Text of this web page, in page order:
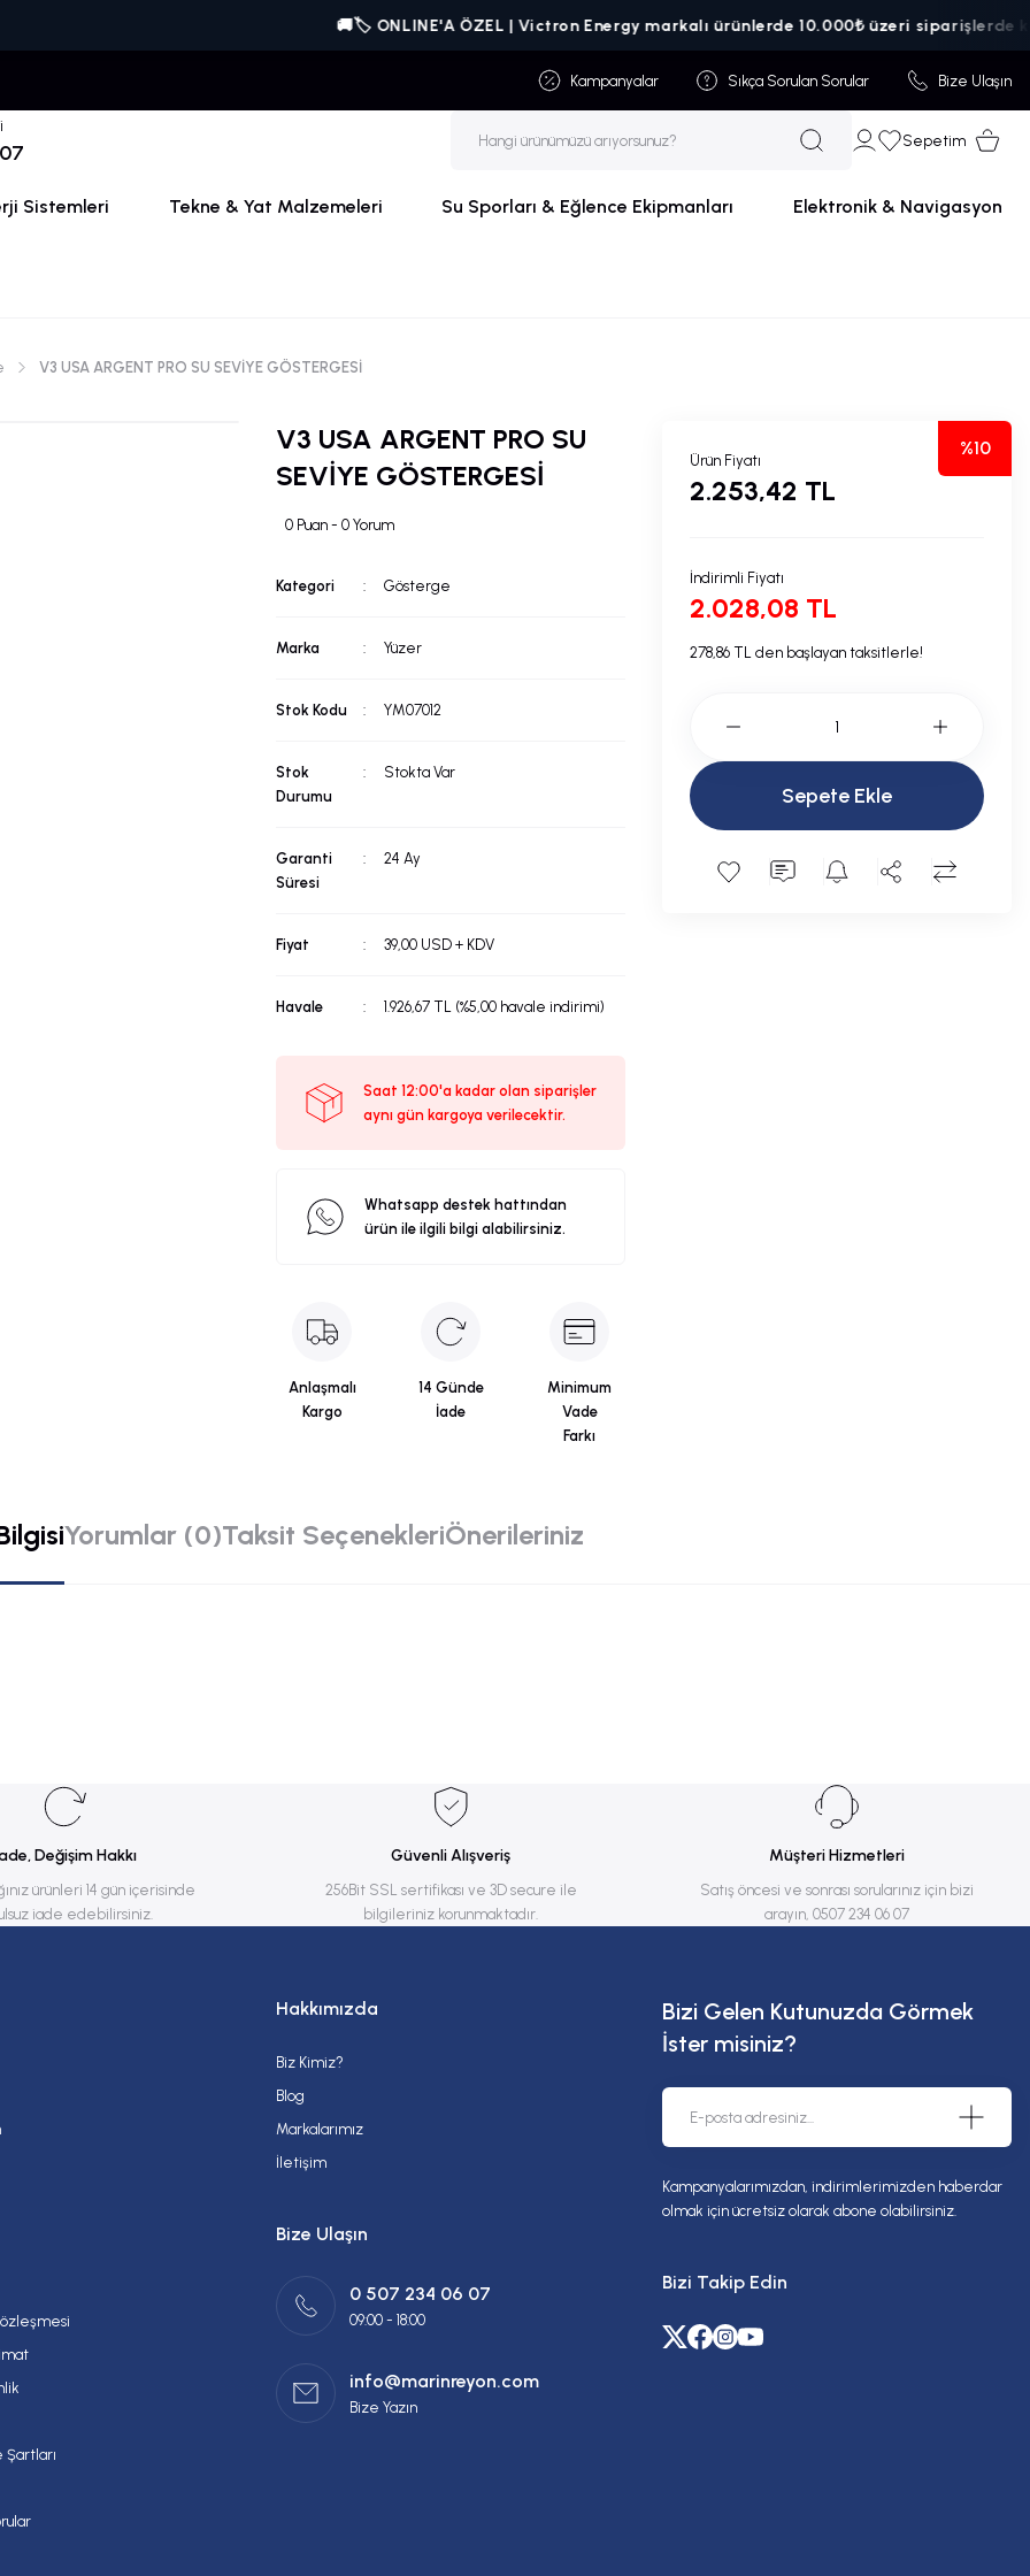
Kampanyalar Sıkça Sorulan Sorular Bize Ulaşın
Sepetim
Sistemleri Tekne & Yat Malzemeleri Su Sporları & Eğlence Ekipmanları Elektronik & Navigasyon
🚚🏷️ ONLINE'A ÖZEL | Victron Energy markalı ürünlerde 10.000₺ üzeri siparişlerde
V3 USA ARGENT PRO SU SEVİYE GÖSTERGESİ
V3 USA ARGENT PRO SU
SEVİYE GÖSTERGESİ
0 Puan - 0 Yorum
Kategori Gösterge
Marka Yüzer
Stok Kodu YM07012
Stok
Durumu
Stokta Var
Garanti
Süresi
24 Ay
Fiyat 39,00 USD + KDV
Havale 1.926,67 TL (%5,00 havale indirimi)
Saat 12:00'a kadar olan siparişler
aynı gün kargoya verilecektir.
Whatsapp destek hattından
ürün ile ilgili bilgi alabilirsiniz.
Anlaşmalı
Kargo
14 Günde
İade
Minimum
Vade
Farkı
%10
Ürün Fiyatı
2.253,42 TL
İndirimli Fiyatı
2.028,08 TL
278,86 TL den başlayan taksitlerle!
Sepete Ekle
Yorumlar (0)Taksit SeçenekleriÖnerileriniz
Değişim Hakkı
ürünleri 14 gün içerisinde
iade edebilirsiniz.
Güvenli Alışveriş
256Bit SSL sertifikası ve 3D secure ile
bilgileriniz korunmaktadır.
Müşteri Hizmetleri
Satış öncesi ve sonrası sorularınız için bizi
arayın, 0507 234 06 07
Hakkımızda
Biz Kimiz?
Blog
Markalarımız
İletişim
Bize Ulaşın
0 507 234 06 07
09:00 - 18:00
info@marinreyon.com
Bize Yazın
Bizi Gelen Kutunuzda Görmek
İster misiniz?
Kampanyalarımızdan, indirimlerimizden haberdar
olmak için ücretsiz olarak abone olabilirsiniz.
Bizi Takip Edin